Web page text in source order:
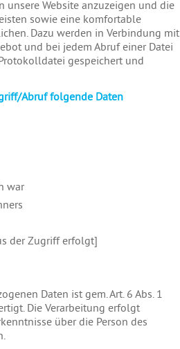
Website anzuzeigen und die
sowie eine komfortable
Dazu werden in Verbindung mit
und bei jedem Abruf einer Datei
gespeichert und
Abruf folgende Daten
war
der Zugriff erfolgt]
Daten ist gem. Art. 6 Abs. 1
Die Verarbeitung erfolgt
über die Person des